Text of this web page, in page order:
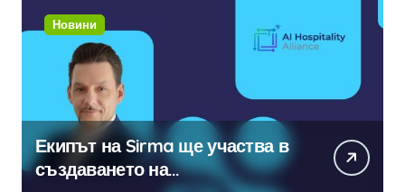
Новини
Екипът на Sirma ще участва в
създаването на